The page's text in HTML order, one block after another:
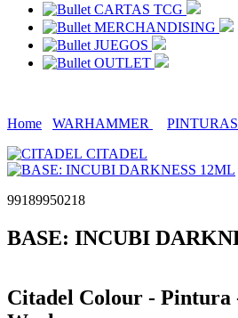
CARTAS TCG
MERCHANDISING
JUEGOS
OUTLET
Home WARHAMMER PINTURAS
CITADEL
99189950218
BASE: INCUBI
Citadel Colour - Pintura